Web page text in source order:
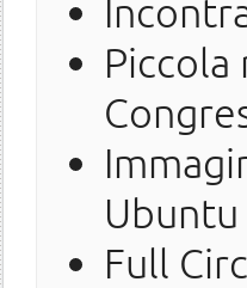
Ubuntu
Full